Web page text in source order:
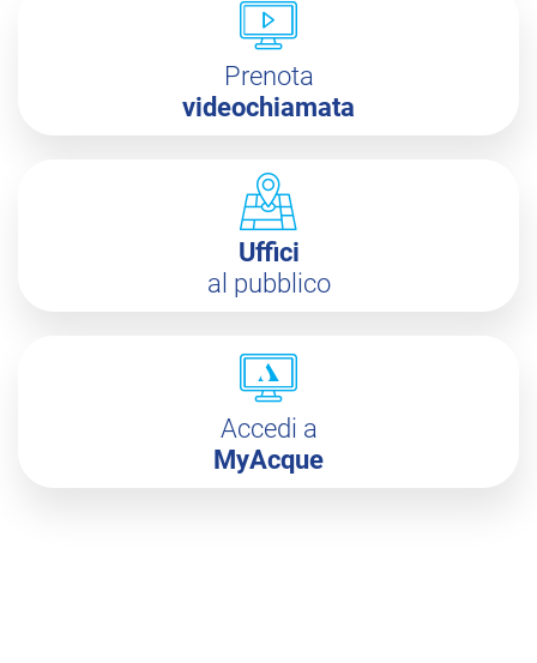
Prenota
videochiamata
Uffici
al pubblico
Accedi a
MyAcque